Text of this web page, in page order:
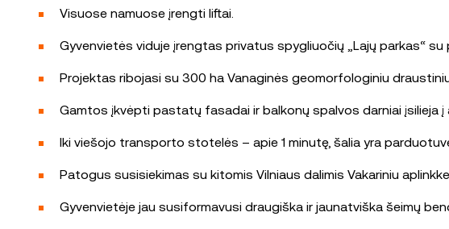
Visuose namuose įrengti liftai.
Gyvenvietės viduje įrengtas privatus spygliuočių „Lajų parkas“ su
Projektas ribojasi su 300 ha Vanaginės geomorfologiniu
Gamtos įkvėpti pastatų fasadai ir balkonų spalvos darniai įsilieja į
Iki viešojo transporto stotelės – apie 1 minutę, šalia yra
Patogus susisiekimas su kitomis Vilniaus dalimis Vakariniu
Gyvenvietėje jau susiformavusi draugiška ir jaunatviška šeimų